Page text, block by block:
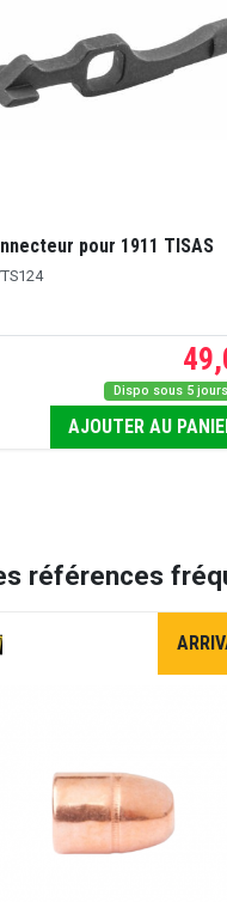
pour 1911 TISAS
Dispo sous 5
AJOUTER AU
références